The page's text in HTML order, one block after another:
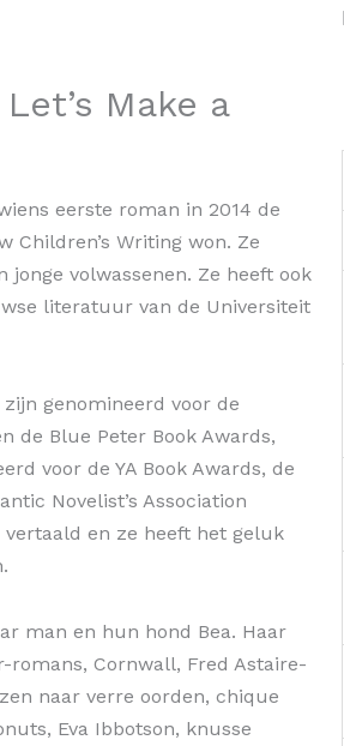
Make a
eerste roman in 2014 de
Children’s Writing won. Ze
volwassenen. Ze heeft ook
literatuur van de Universiteit
genomineerd voor de
de Blue Peter Book Awards,
voor de YA Book Awards, de
Novelist’s Association
en ze heeft het geluk
man en hun hond Bea. Haar
romans, Cornwall, Fred Astaire-
naar verre oorden, chique
Eva Ibbotson, knusse